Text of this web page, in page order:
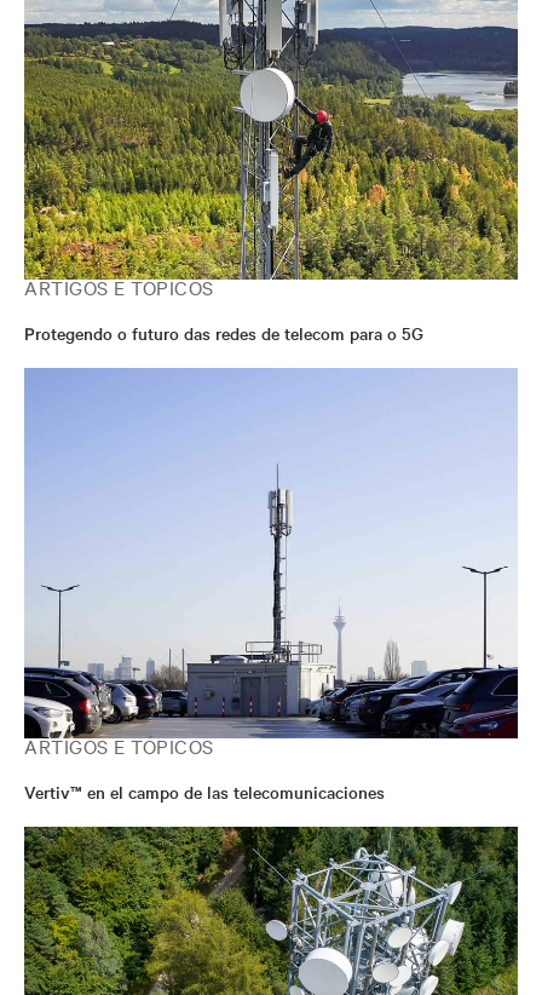
ARTIGOS E TÓPICOS
Protegendo o futuro das redes de telecom para o 5G
ARTIGOS E TÓPICOS
Vertiv™ en el campo de las telecomunicaciones